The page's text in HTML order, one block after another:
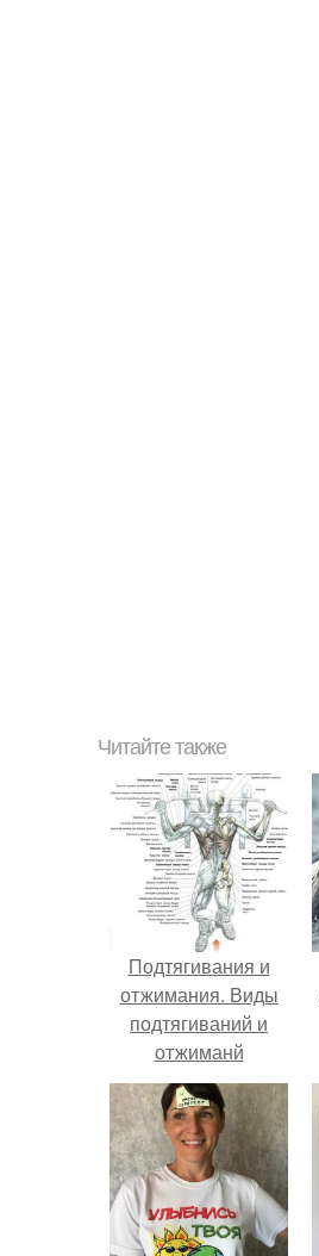
Читайте также
Подтягивания и
отжимания. Виды
подтягиваний и
отжиманй
программы
тренировок.